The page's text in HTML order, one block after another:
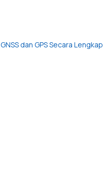
dan GPS Secara Lengkap